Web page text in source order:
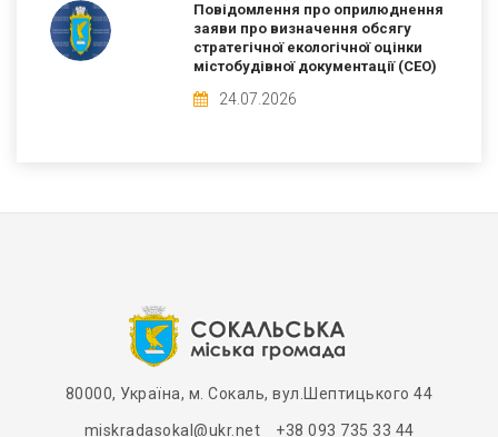
Повідомлення про оприлюднення
заяви про визначення обсягу
стратегічної екологічної оцінки
містобудівної документації (СЕО)
24.07.2026
80000, Україна, м. Сокаль, вул.Шептицького 44
miskradasokal@ukr.net +38 093 735 33 44